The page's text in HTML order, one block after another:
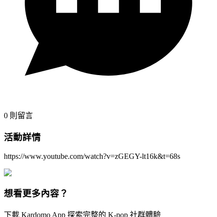
0 則留言
活動詳情
https://www.youtube.com/watch?v=zGEGY-lt16k&t=68s
想看更多內容？
下載 Kardomo App 探索完整的 K-pop 社群體驗